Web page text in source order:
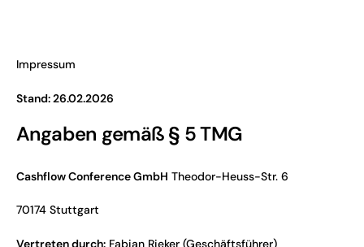
Impressum
Stand: 26.02.2026
Angaben gemäß § 5 TMG
Cashflow Conference GmbH Theodor-Heuss-Str. 6
70174 Stuttgart
Vertreten durch:Fabian Rieker (Geschäftsführer)